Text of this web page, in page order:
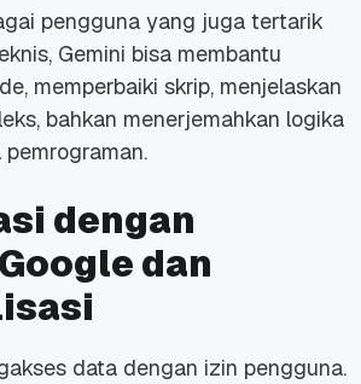
pengguna yang juga tertarik
Gemini bisa membantu
memperbaiki skrip, menjelaskan
bahkan menerjemahkan logika
dengan
dan
data dengan izin pengguna.